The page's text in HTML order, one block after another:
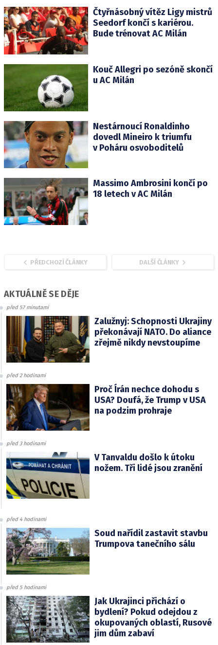
Čtyřnásobný vítěz Ligy mistrů
Seedorf končí s kariérou.
Bude trénovat AC Milán
Kouč Allegri po sezóně skončí
u AC Milán
Nestárnoucí Ronaldinho
dovedl Mineiro k triumfu
v Poháru osvoboditelů
Massimo Ambrosini končí po
18 letech v AC Milán
PŘEDCHOZÍ ČLÁNKY DALŠÍ ČLÁNKY
AKTUÁLNĚ SE DĚJE
před 57 minutami
Zalužnyj: Schopnosti Ukrajiny
překonávají NATO. Do aliance
zřejmě nikdy nevstoupíme
před 2 hodinami
Proč Írán nechce dohodu s
USA? Doufá, že Trump v USA
na podzim prohraje
před 3 hodinami
V Tanvaldu došlo k útoku
nožem. Tři lidé jsou zranění
před 4 hodinami
Soud nařídil zastavit stavbu
Trumpova tanečního sálu
před 5 hodinami
Jak Ukrajinci přichází o
bydlení? Pokud odejdou z
okupovaných oblastí, Rusové
jim dům zabaví